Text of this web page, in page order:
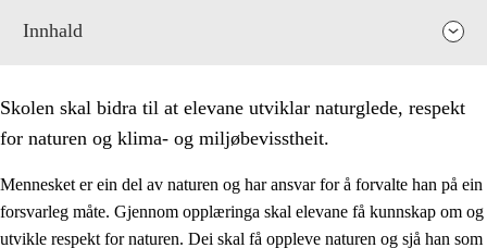
Innhald
Skolen skal bidra til at elevane utviklar naturglede, respekt
for naturen og klima- og miljøbevisstheit.
Mennesket er ein del av naturen og har ansvar for å forvalte han på ein
forsvarleg måte. Gjennom opplæringa skal elevane få kunnskap om og
utvikle respekt for naturen. Dei skal få oppleve naturen og sjå han som